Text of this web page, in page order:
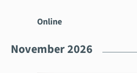
Online
November 2026